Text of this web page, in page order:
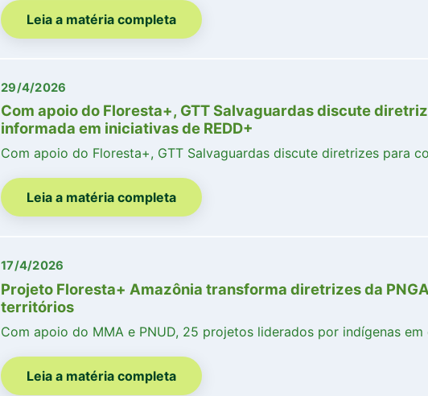
Leia a matéria completa
29/4/2026
Com apoio do Floresta+, GTT Salvaguardas discute
informada em iniciativas de REDD+
Com apoio do Floresta+, GTT Salvaguardas discute diretrizes para
Leia a matéria completa
17/4/2026
Projeto Floresta+ Amazônia transforma diretrizes da
territórios
Com apoio do MMA e PNUD, 25 projetos liderados por indígenas
Leia a matéria completa